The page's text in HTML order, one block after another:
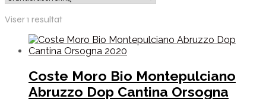
Viser 1 resultat
Coste Moro Bio Montepulciano
Abruzzo Dop Cantina Orsogna